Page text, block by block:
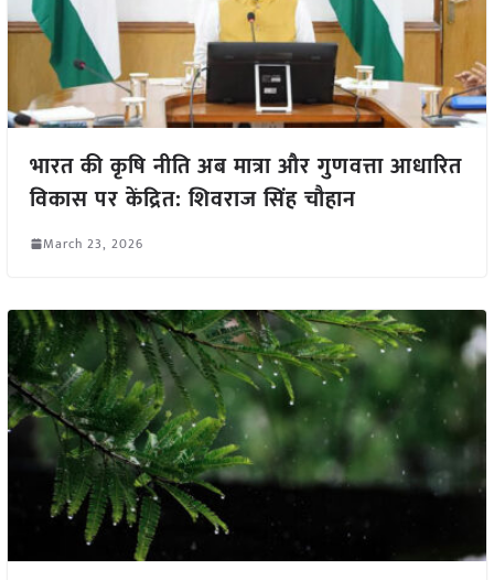
भारत की कृषि नीति अब मात्रा और गुणवत्ता आधारित
विकास पर केंद्रित: शिवराज सिंह चौहान
March 23, 2026